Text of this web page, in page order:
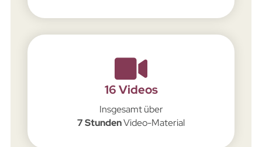
16 Videos
Insgesamt über
7 StundenVideo-Material